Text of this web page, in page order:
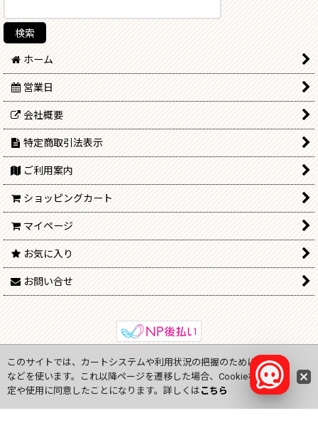
ホーム
営業日
会社概要
特定商取引法表示
ご利用案内
ショッピングカート
マイページ
お気に入り
お問い合せ
Copyright (C) 2009-2024onlinejp.neAll Rights Reserved.
このサイトでは、カートシステムや利用状況の把握のためにCookie
などを使います。これ以降ページを遷移した場合、Cookieなどの設
定や使用に同意したことになります。詳しくは こちら